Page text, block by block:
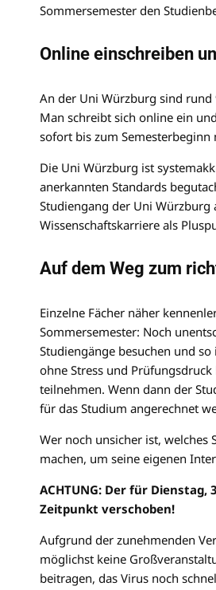
Sommersemester den
Online einschreiben
An der Uni Würzburg sind
Man schreibt sich online ein
sofort bis zum Semesterbeginn
Die Uni Würzburg ist
anerkannten Standards
Studiengang der Uni
Wissenschaftskarriere als
Auf dem Weg zum
Einzelne Fächer näher
Sommersemester: Noch
Studiengänge besuchen und
ohne Stress und
teilnehmen. Wenn dann der
für das Studium angerechnet
Wer noch unsicher ist, welches
machen, um seine eigenen
ACHTUNG: Der für
Zeitpunkt verschoben!
Aufgrund der zunehmenden
möglichst keine
beitragen, das Virus noch